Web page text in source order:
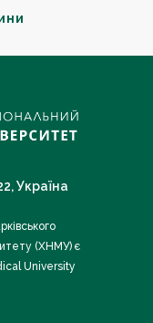
Україна
(ХНМУ) є
University